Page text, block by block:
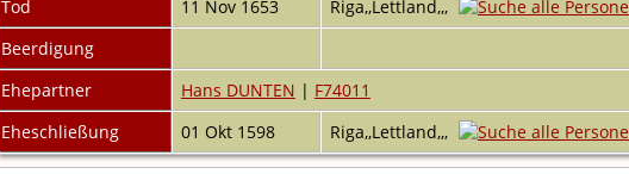
Tod
11 Nov 1653
Riga,,Lettland,,,
Beerdigung
Ehepartner
Hans DUNTEN | F74011
Eheschließung
01 Okt 1598 Riga,,Lettland,,,